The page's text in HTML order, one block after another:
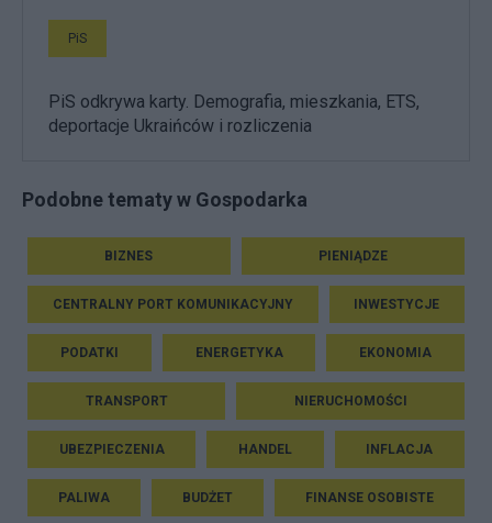
PiS
PiS odkrywa karty. Demografia, mieszkania, ETS,
deportacje Ukraińców i rozliczenia
Podobne tematy w Gospodarka
BIZNES PIENIĄDZE
CENTRALNY PORT KOMUNIKACYJNY INWESTYCJE
PODATKI ENERGETYKA EKONOMIA
TRANSPORT NIERUCHOMOŚCI
UBEZPIECZENIA HANDEL INFLACJA
PALIWA BUDŻET FINANSE OSOBISTE